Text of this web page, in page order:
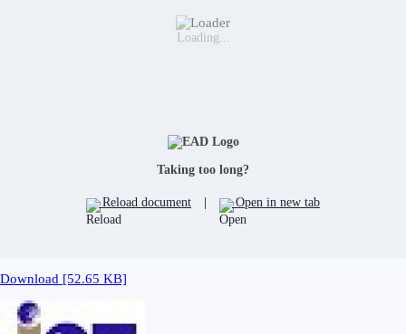
Loading...
Taking too long?
Reload document Open in new tab
Download [52.65 KB]